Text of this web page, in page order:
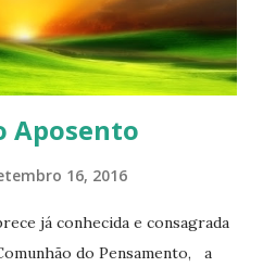
Aposento
16, 2016
já conhecida e consagrada
do Pensamento, a